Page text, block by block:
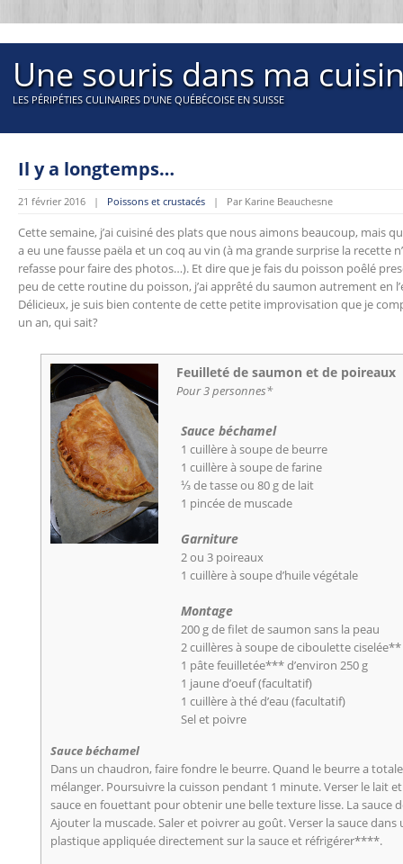
Une souris dans ma
LES PÉRIPÉTIES CULINAIRES D'UNE QUÉBÉCOISE EN SUISSE
Il y a longtemps…
21 février 2016 | Poissons et crustacés | Par Karine Beauchesne
Cette semaine, j’ai cuisiné des plats que nous aimons beaucoup, mais
a eu une fausse paëla et un coq au vin (à ma grande surprise la recette
refasse pour faire des photos…). Et dire que je fais du poisson poêlé
peu de cette routine du poisson, j’ai apprêté du saumon autrement en
Délicieux, je suis bien contente de cette petite improvisation que je
un an, qui sait?
Feuilleté de saumon et de poireaux
Pour 3 personnes*
Sauce béchamel
1 cuillère à soupe de beurre
1 cuillère à soupe de farine
⅓ de tasse ou 80 g de lait
1 pincée de muscade
Garniture
2 ou 3 poireaux
1 cuillère à soupe d’huile végétale
Montage
200 g de filet de saumon sans la peau
2 cuillères à soupe de ciboulette ciselée**
1 pâte feuilletée*** d’environ 250 g
1 jaune d’oeuf (facultatif)
1 cuillère à thé d’eau (facultatif)
Sel et poivre
Sauce béchamel
Dans un chaudron, faire fondre le beurre. Quand le beurre a
mélanger. Poursuivre la cuisson pendant 1 minute. Verser le lait
sauce en fouettant pour obtenir une belle texture lisse. La sauce
Ajouter la muscade. Saler et poivrer au goût. Verser la sauce dans
plastique appliquée directement sur la sauce et réfrigérer****.